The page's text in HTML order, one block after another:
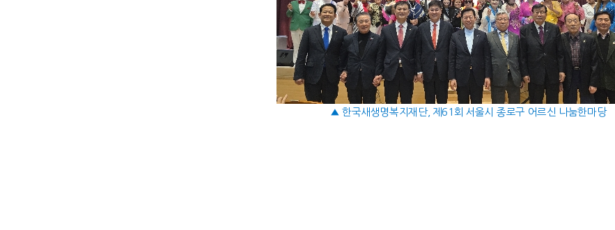
▲ 한국새생명복지재단, 제61회 서울시 종로구 어르신 나눔한마당